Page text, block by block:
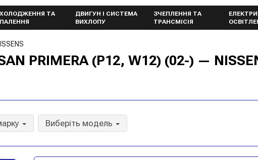
ТА
ДВИГУН І СИСТЕМА
ВИХЛОПУ
ЗЧЕПЛЕННЯ ТА
ТРАНСМІСІЯ
PRIMERA (P12, W12) (02-) —
Виберіть модель